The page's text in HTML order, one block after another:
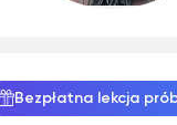
Bezpłatna lekcja